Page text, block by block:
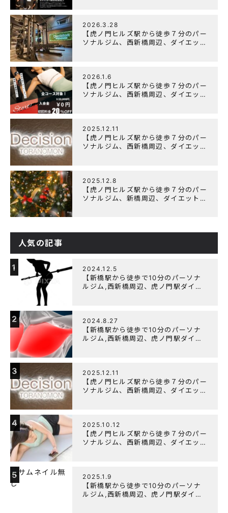
2026.3.28
【虎ノ門ヒルズ駅から徒歩７分のパー
ソナルジム、西新橋周辺、ダイエット
2026.1.6
【虎ノ門ヒルズ駅から徒歩７分のパー
ソナルジム、西新橋周辺、ダイエット
2025.12.11
【虎ノ門ヒルズ駅から徒歩７分のパー
ソナルジム、西新橋周辺、ダイエット
2025.12.8
【虎ノ門ヒルズ駅から徒歩７分のパー
ソナルジム、新橋周辺、ダイエットに
人気の記事
1 2024.12.5
【新橋駅から徒歩で10分のパーソナ
ルジム,西新橋周辺、虎ノ門駅ダイエ
2 2024.8.27
【新橋駅から徒歩で10分のパーソナ
ルジム,西新橋周辺、虎ノ門駅ダイエ
3 2025.12.11
【虎ノ門ヒルズ駅から徒歩７分のパー
ソナルジム、西新橋周辺、ダイエット
4 2025.10.12
【虎ノ門ヒルズ駅から徒歩７分のパー
ソナルジム、西新橋周辺、ダイエット
5 2025.1.9
【新橋駅から徒歩で10分のパーソナ
ルジム,西新橋周辺、虎ノ門駅ダイエ